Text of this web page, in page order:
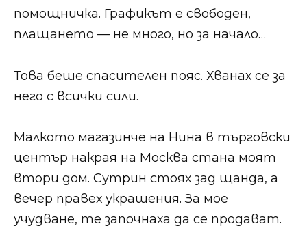
помощничка. Графикът е свободен,
плащането — не много, но за начало…
Това беше спасителен пояс. Хванах се за
него с всички сили.
Малкото магазинче на Нина в търговски
център накрая на Москва стана моят
втори дом. Сутрин стоях зад щанда, а
вечер правех украшения. За мое
учудване, те започнаха да се продават.